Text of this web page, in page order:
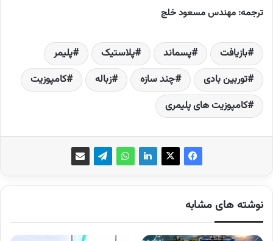
ترجمه: مهندس مسعود خلج
بازیافت پسماند پلاستیک
پلیمر
توربین بادی
چند سازه زباله
کامپوزیت
کامپوزیت های پلیمری
نوشته های مشابه